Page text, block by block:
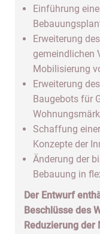
Einführung
Erweiterung
gemeindlichen
Mobilisierung
Erweiterung
Baugebots für
Schaffung
Konzepte der
Änderung der
Bebauung in
Der Entwurf
Beschlüsse des
Reduzierung der